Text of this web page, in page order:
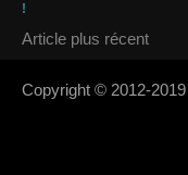
!
Article plus récent
Copyright © 2012-2019